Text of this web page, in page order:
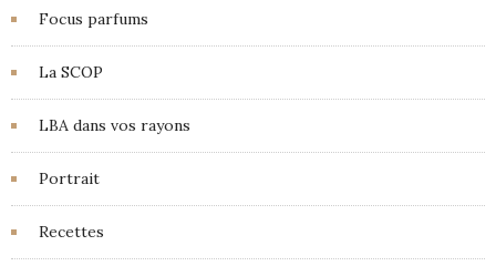
Focus parfums
La SCOP
LBA dans vos rayons
Portrait
Recettes